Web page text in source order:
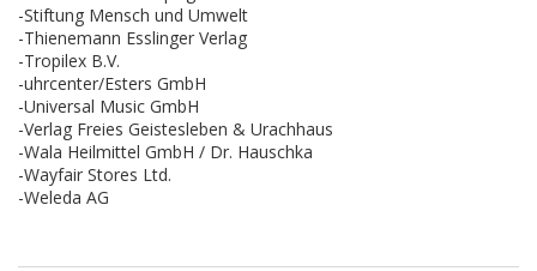
-Stiftung Mensch und Umwelt
-Thienemann Esslinger Verlag
-Tropilex B.V.
-uhrcenter/Esters GmbH
-Universal Music GmbH
-Verlag Freies Geistesleben & Urachhaus
-Wala Heilmittel GmbH / Dr. Hauschka
-Wayfair Stores Ltd.
-Weleda AG